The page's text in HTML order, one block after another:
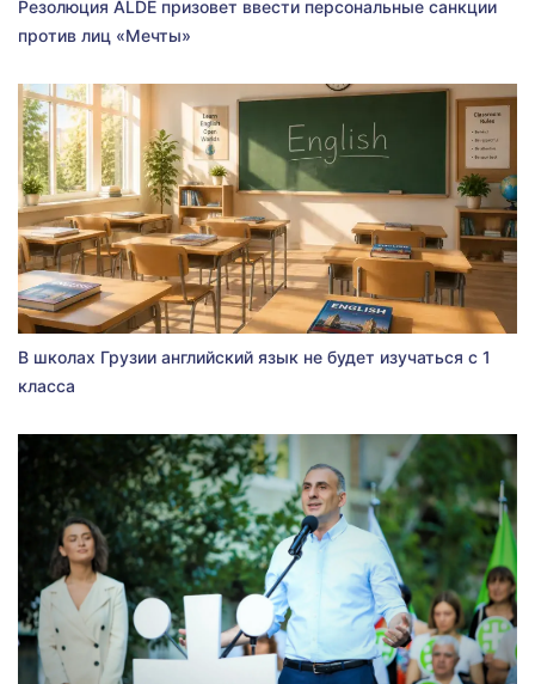
Резолюция ALDE призовет ввести персональные санкции
против лиц «Мечты»
В школах Грузии английский язык не будет изучаться с 1
класса